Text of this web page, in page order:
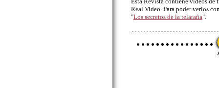
Real Video. Para poder verlos
"Los secretos de la telaraña".